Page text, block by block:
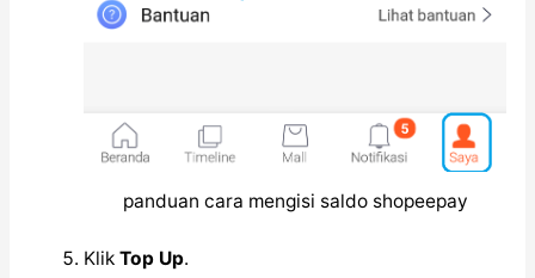
panduan cara mengisi saldo shopeepay
KlikTop Up.